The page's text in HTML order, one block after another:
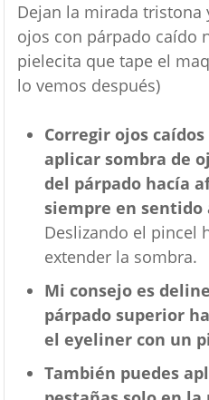
Dejan la mirada tristona
ojos con párpado caído
pielecita que tape el
lo vemos después)
Corregir ojos
aplicar sombra de
del párpado hacía
siempre en sentido
Deslizando el pincel
extender la sombra.
Mi consejo es
párpado superior
el eyeliner con un
También puedes